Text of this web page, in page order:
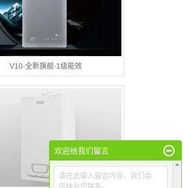
V10·全新旗舰·1级能效
欢迎给我们留言
请在此输入留言内容，我们会